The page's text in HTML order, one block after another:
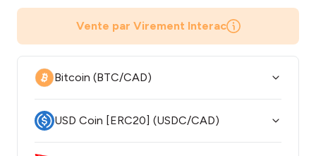
Vente par Virement Interac
Bitcoin (BTC/CAD)
USD Coin [ERC20] (USDC/CAD)